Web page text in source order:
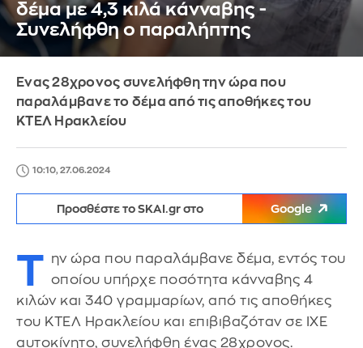
δέμα με 4,3 κιλά κάνναβης -
Συνελήφθη ο παραλήπτης
Ενας 28χρονος συνελήφθη την ώρα που
παραλάμβανε το δέμα από τις αποθήκες του
ΚΤΕΛ Ηρακλείου
10:10, 27.06.2024
Προσθέστε το SKAI.gr στο Google
Τ ην ώρα που παραλάμβανε δέμα, εντός του
οποίου υπήρχε ποσότητα κάνναβης 4
κιλών και 340 γραμμαρίων, από τις αποθήκες
του ΚΤΕΛ Ηρακλείου και επιβιβαζόταν σε ΙΧΕ
αυτοκίνητο, συνελήφθη ένας 28χρονος.